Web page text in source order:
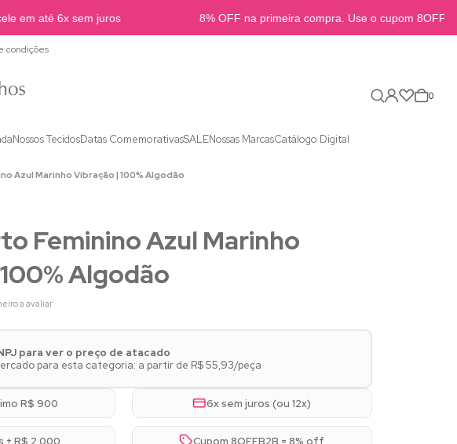
em até 6x sem juros 8% OFF na primeira compra. Use o cupom 8OFFB2B
condições
0
Nossos TecidosDatas ComemorativasSALENossas MarcasCatálogo Digital
Azul Marinho Vibração | 100% Algodão
Feminino Azul Marinho
Algodão
a avaliar
para ver o preço de atacado
para esta categoria: a partir de R$ 55,93/peça
R$ 900 6x sem juros (ou 12x)
+ R$ 2.000 Cupom 8OFFB2B = 8% off